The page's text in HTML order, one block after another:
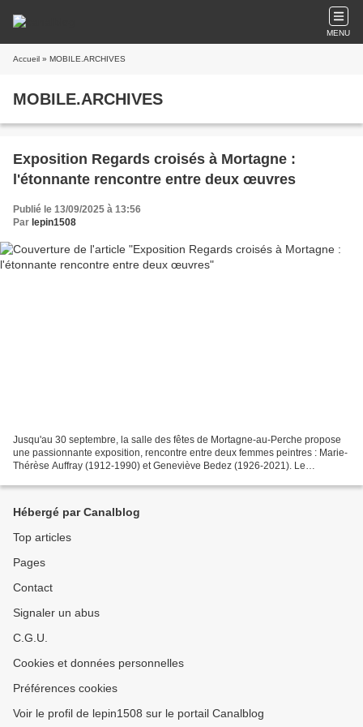
MENU
Accueil » MOBILE.ARCHIVES
MOBILE.ARCHIVES
Exposition Regards croisés à Mortagne :
l'étonnante rencontre entre deux œuvres
Publié le 13/09/2025 à 13:56
Par lepin1508
Jusqu'au 30 septembre, la salle des fêtes de Mortagne-au-Perche propose
une passionnante exposition, rencontre entre deux femmes peintres : Marie-
Thérèse Auffray (1912-1990) et Geneviève Bedez (1926-2021). Le
Hébergé par Canalblog
Top articles
Pages
Contact
Signaler un abus
C.G.U.
Cookies et données personnelles
Préférences cookies
Voir le profil de lepin1508 sur le portail Canalblog